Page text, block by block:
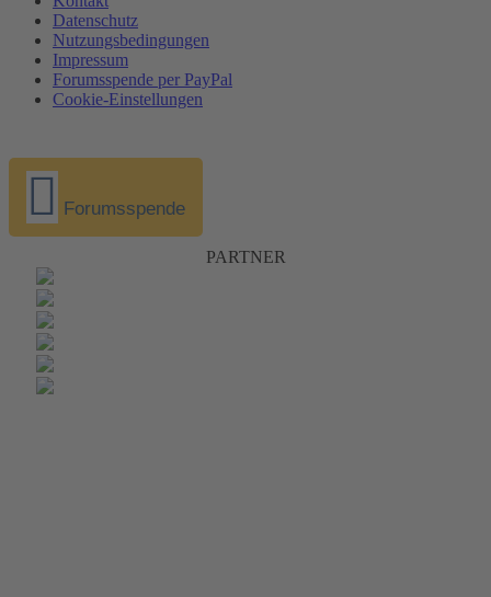
Datenschutz
Nutzungsbedingungen
Impressum
Forumsspende per PayPal
Cookie-Einstellungen
Forumsspende
PARTNER